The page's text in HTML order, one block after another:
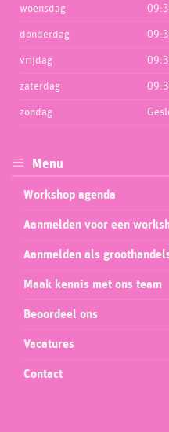
woensdag
donderdag
vrijdag
zaterdag
zondag
Menu
Workshop agenda
Aanmelden voor een
Aanmelden als
Maak kennis met ons team
Beoordeel ons
Vacatures
Contact